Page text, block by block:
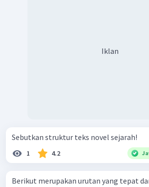
Iklan
Sebutkan struktur teks novel sejarah!
1 4.2
Berikut merupakan urutan yang tepat